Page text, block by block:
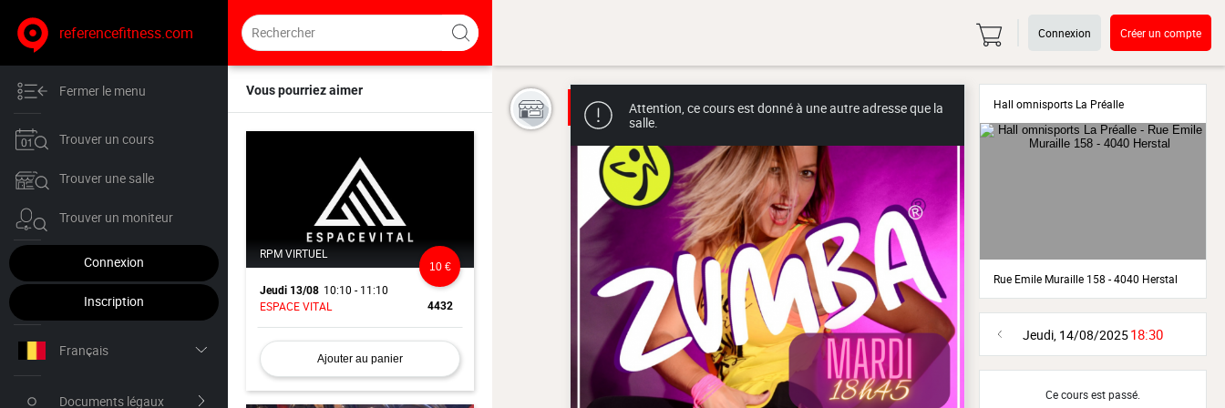
referencefitness.com
Fermer le menu
Trouver un cours
Trouver une salle
Trouver un moniteur
Connexion
Inscription
Français
Documents légaux
Vous pourriez aimer
RPM VIRTUEL
Jeudi 13/08 10:10 - 11:10
ESPACE VITAL
4432
10 €
Ajouter au panier
Connexion Créer un compte
Attention, ce cours est donné à une autre adresse que la
salle.
Hall omnisports La Préalle
Rue Emile Muraille 158 - 4040 Herstal
Jeudi, 14/08/202518:30
Ce cours est passé.